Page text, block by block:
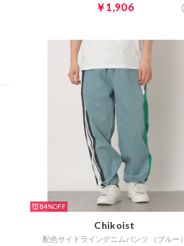
￥1,906
84%
Chikoist
配色サイドラインデニムパンツ （ブルー）